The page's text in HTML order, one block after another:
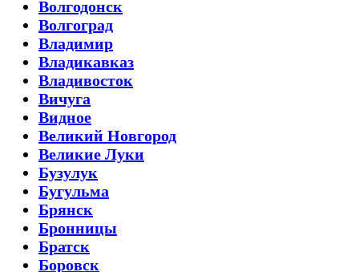
Волгодонск
Волгоград
Владимир
Владикавказ
Владивосток
Вичуга
Видное
Великий Новгород
Великие Луки
Бузулук
Бугульма
Брянск
Бронницы
Братск
Боровск